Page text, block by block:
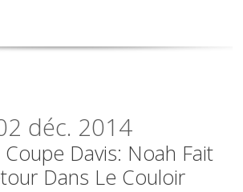
déc. 2014
Coupe Davis: Noah Fait
Dans Le Couloir